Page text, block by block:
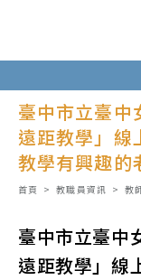
至
主
容
臺中市立臺中
遠距教學」線
教學有興趣的
首頁 > 教職員資訊 > 教
臺中市立臺中
遠距教學」線